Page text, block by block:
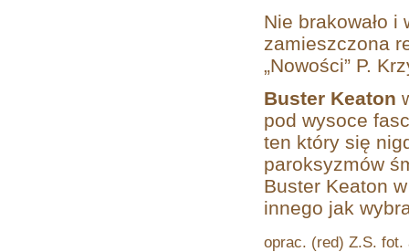
Nie brakowało
zamieszczona
„Nowości” P.
Buster Keaton
pod wysoce
ten który się
paroksyzmów
Buster Keaton
innego jak
oprac. (red) Z.S.